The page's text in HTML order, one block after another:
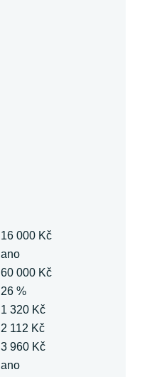
16 000 Kč
ano
60 000 Kč
26 %
1 320 Kč
2 112 Kč
3 960 Kč
ano